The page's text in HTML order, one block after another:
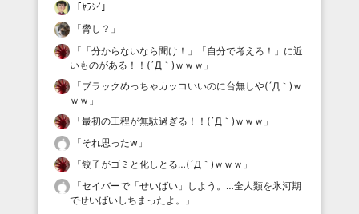
「ﾔﾗｼｲ 」
「脅し？ 」
「 「分からないなら聞け！」「自分で考えろ！」に近
いものがある！！(´Д｀)ｗｗｗ 」
「ブラックめっちゃカッコいいのに台無しや(´Д｀)ｗ
ｗｗ 」
「最初の工程が無駄過ぎる！！(´Д｀)ｗｗｗ 」
「それ思ったw 」
「餃子がゴミと化しとる…(´Д｀)ｗｗｗ 」
「セイバーで「せいばい」しよう。…全人類を氷河期
でせいばいしちまったよ。
」